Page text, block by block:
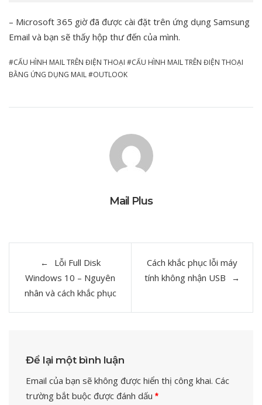
– Microsoft 365 giờ đã được cài đặt trên ứng dụng Samsung
Email và bạn sẽ thấy hộp thư đến của mình.
CẤU HÌNH MAIL TRÊN ĐIỆN THOẠI
CẤU HÌNH MAIL TRÊN ĐIỆN THOẠI
BẰNG ỨNG DỤNG MAIL
OUTLOOK
Mail Plus
hướng
bài
viết
Lỗi Full Disk
Windows 10 – Nguyên
nhân và cách khắc phục
Cách khắc phục lỗi máy
tính không nhận USB
Để lại một bình luận
Email của bạn sẽ không được hiển thị công khai. Các
trường bắt buộc được đánh dấu*